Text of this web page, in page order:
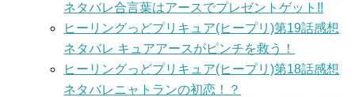
ネタバレ合言葉はアースでプレゼントゲット!!
ヒーリングっどプリキュア(ヒープリ)第19話感想
ネタバレ キュアアースがピンチを救う！
ヒーリングっどプリキュア(ヒープリ)第18話感想
ネタバレニャトランの初恋！？